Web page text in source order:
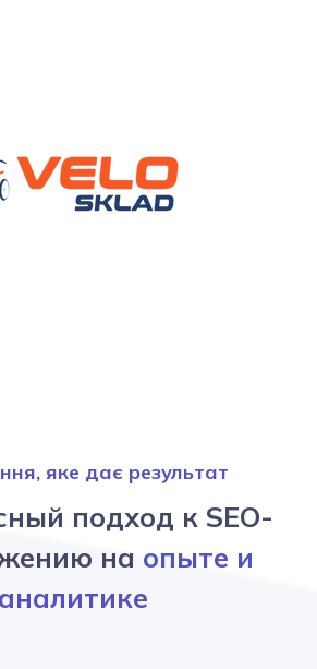
яке дає результат
подход к SEO-
на опыте и
аналитике